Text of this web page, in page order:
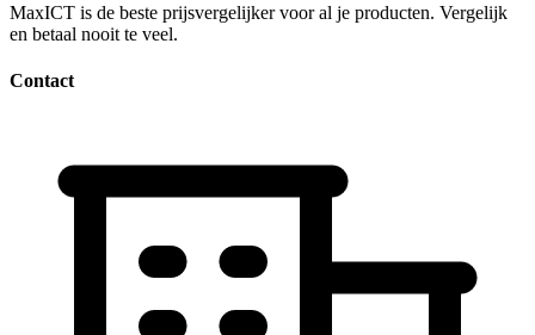
MaxICT is de beste prijsvergelijker voor al je producten. Vergelijk
en betaal nooit te veel.
Contact